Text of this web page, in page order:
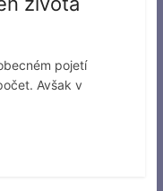
pojetí
Avšak v